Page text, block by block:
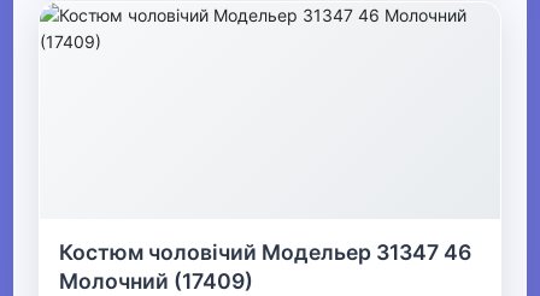
Костюм чоловічий Модельер 31347 46
Молочний (17409)